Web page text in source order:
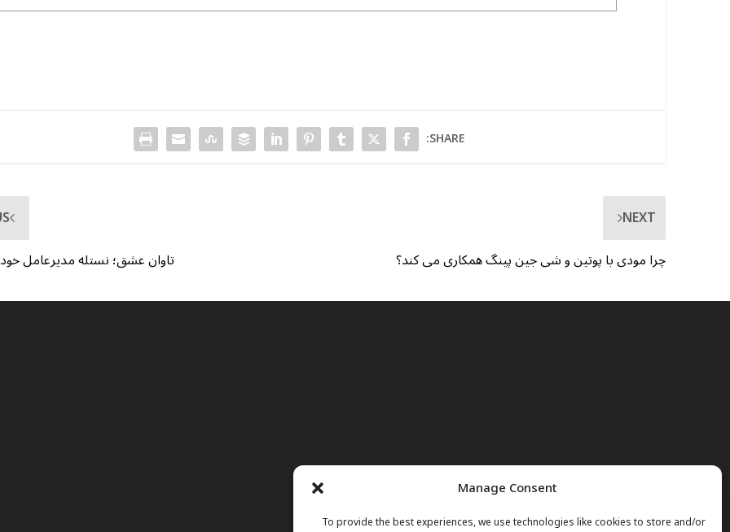
Manage Consent
To provide the best experiences, we use technologies like cookies to store and/or
SHARE:
تاوان عشق؛ نستله مدیرعامل خود
NEXT
چرا مودی با پوتین و شی جین پینگ همکاری می کند؟